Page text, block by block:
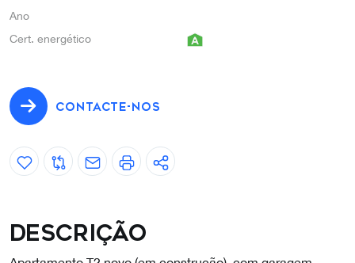
Ano
Cert. energético
CONTACTE-NOS
Descrição